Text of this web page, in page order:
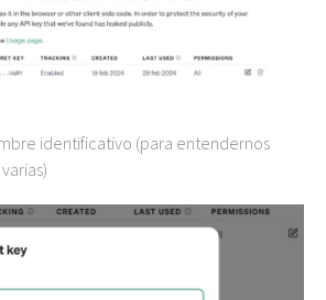
identificativo (para entendernos